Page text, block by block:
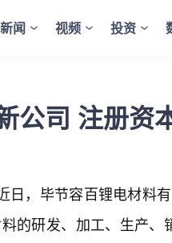
新闻 视频 投资
公司 注册资
日，毕节容百锂电材料
的研发、加工、生产